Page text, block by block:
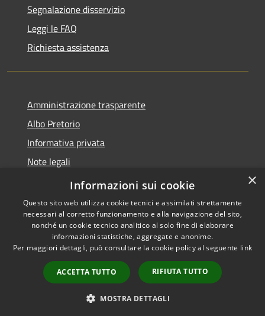
Segnalazione disservizio
Leggi le FAQ
Richiesta assistenza
Amministrazione trasparente
Albo Pretorio
Informativa privata
Note legali
Dichiarazione di accessibilità
Accessibilità
Copyright © 2026 • Comune di
Platania • Powered by
Municipium•
Accesso
redazione
×
Informazioni sui cookie
Questo sito web utilizza cookie tecnici e assimilati strettamente
necessari al corretto funzionamento e alla navigazione del sito,
nonché un cookie tecnico analitico al solo fine di elaborare
informazioni statistiche, aggregate e anonime.
Per maggiori dettagli, può consultare la cookie policy al seguente link
ACCETTA TUTTO RIFIUTA TUTTO
MOSTRA DETTAGLI